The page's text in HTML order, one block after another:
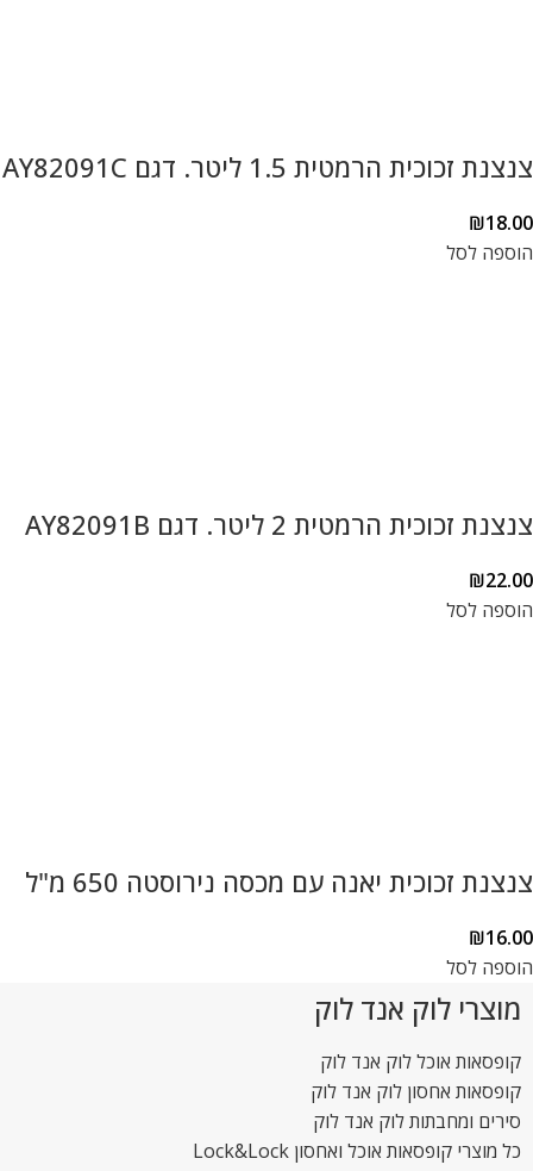
צנצנת זכוכית הרמטית 1.5 ליטר. דגם AY82091C
₪18.00
הוספה לסל
צנצנת זכוכית הרמטית 2 ליטר. דגם AY82091B
₪22.00
הוספה לסל
צנצנת זכוכית יאנה עם מכסה נירוסטה 650 מ"ל
₪16.00
הוספה לסל
מוצרי לוק אנד לוק
קופסאות אוכל לוק אנד לוק
קופסאות אחסון לוק אנד לוק
סירים ומחבתות לוק אנד לוק
כל מוצרי קופסאות אוכל ואחסון Lock&Lock